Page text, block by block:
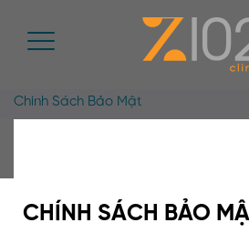
Chính Sách Bảo Mật
CHÍNH SÁCH BẢO